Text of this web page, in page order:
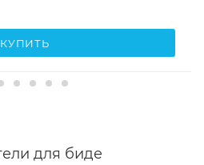
КУПИТЬ
для биде